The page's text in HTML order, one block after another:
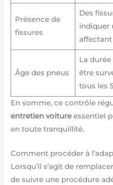
Présence de
fissures
Des
indiquer
affectant
Âge des pneus
La
être
tous les
En somme, ce contrôle
entretien voiture essentiel
en toute tranquillité.
Comment procéder à
Lorsqu’il s’agit de
de suivre une procédure